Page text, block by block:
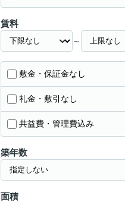
賃料
～
敷金・保証金なし
礼金・敷引なし
共益費・管理費込み
築年数
面積